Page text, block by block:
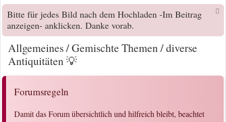
Bitte für jedes Bild nach dem Hochladen -Im Beitrag
anzeigen- anklicken. Danke vorab.
Allgemeines / Gemischte Themen / diverse
Antiquitäten 💡
Forumsregeln
Damit das Forum übersichtlich und hilfreich bleibt, beachtet